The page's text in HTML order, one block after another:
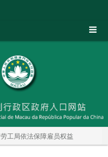
劳工局依法保障雇员权益